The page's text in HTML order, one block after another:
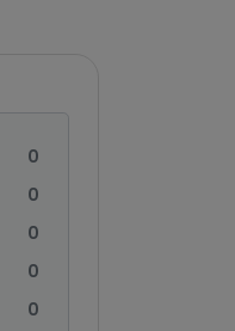
0
0
0
0
0